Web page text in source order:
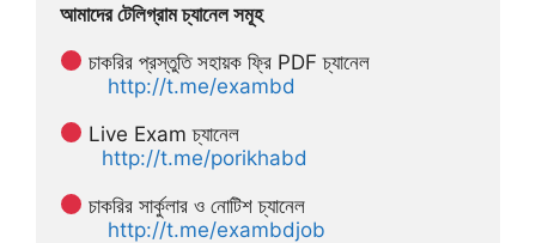
আমাদের টেলিগ্রাম চ্যানেল সমূহ
চাকরির প্রস্তুতি সহায়ক ফ্রি PDF চ্যানেল
http://t.me/exambd
Live Exam চ্যানেল
http://t.me/porikhabd
চাকরির সার্কুলার ও নোটিশ চ্যানেল
http://t.me/exambdjob